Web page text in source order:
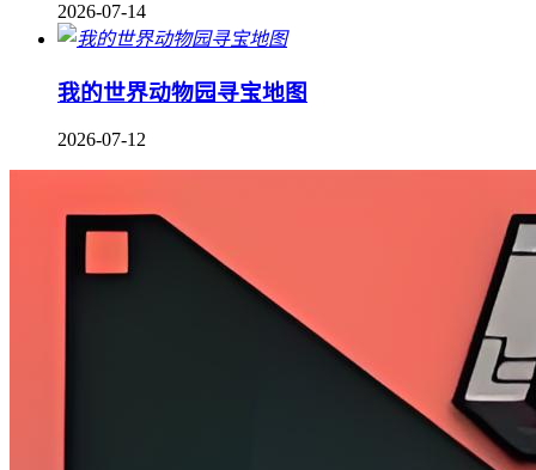
2026-07-14
我的世界动物园寻宝地图
2026-07-12